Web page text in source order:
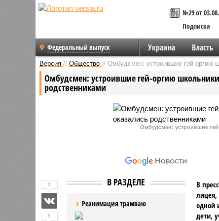
№29 от
Подписка
Федеральный выпуск Украина Власть
Версия // Общество // Омбудсмен: устроившие гей-оргию
Омбудсмен: устроившие гей-оргию школьники
родственниками
Омбудсмен: устроившие
В РАЗДЕЛЕ
Реанимация трамваю
В
лицея,
одной
дети,
6
8